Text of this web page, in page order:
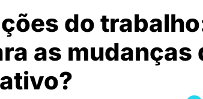
do
as mudanças